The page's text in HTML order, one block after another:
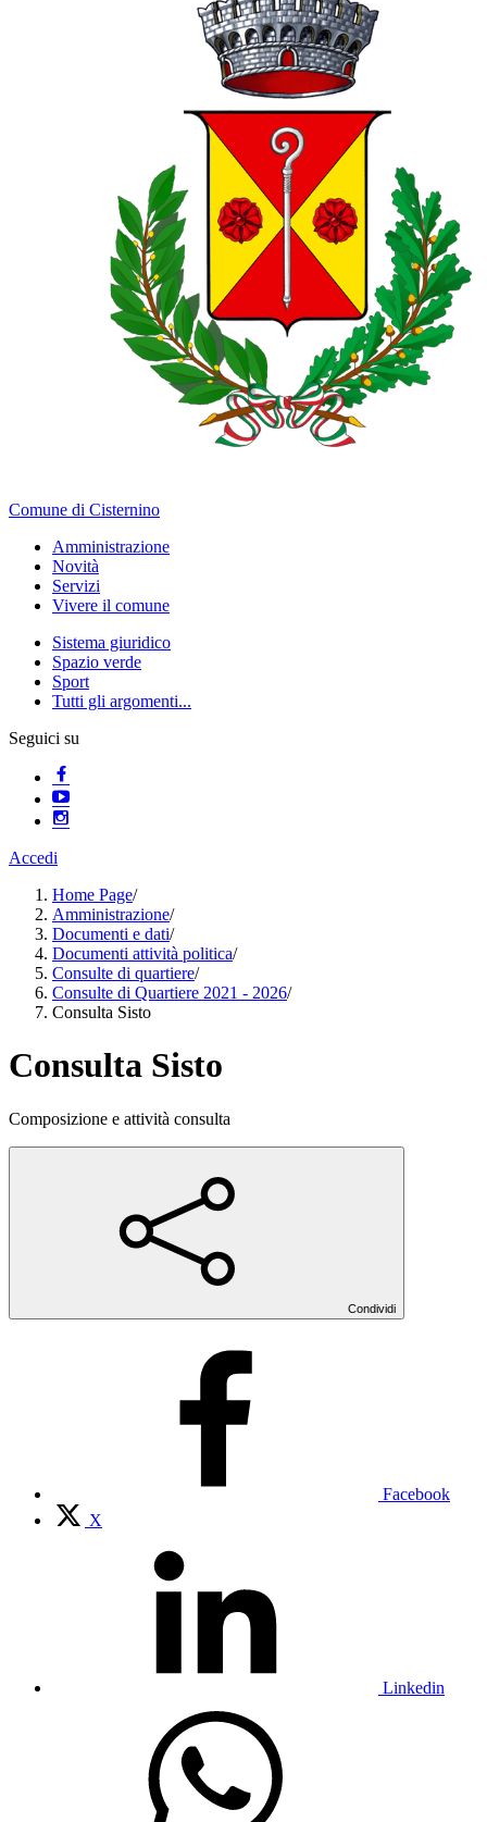
Comune di Cisternino
Amministrazione
Novità
Servizi
Vivere il comune
Sistema giuridico
Spazio verde
Sport
Tutti gli argomenti...
Seguici su
Accedi
Home Page/
Amministrazione/
Documenti e dati/
Documenti attività politica/
Consulte di quartiere/
Consulte di Quartiere 2021 - 2026/
Consulta Sisto
Consulta Sisto
Composizione e attività consulta
Condividi
Facebook
X
Linkedin